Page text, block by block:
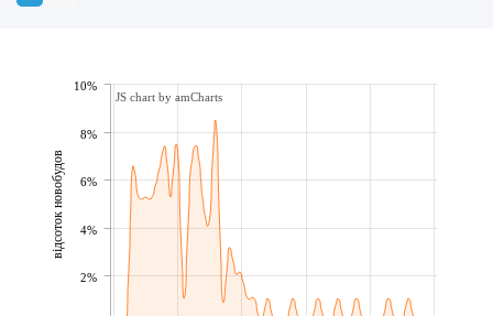
2%
4%
6%
8%
10%
відсоток новобудов
JS chart by amCharts